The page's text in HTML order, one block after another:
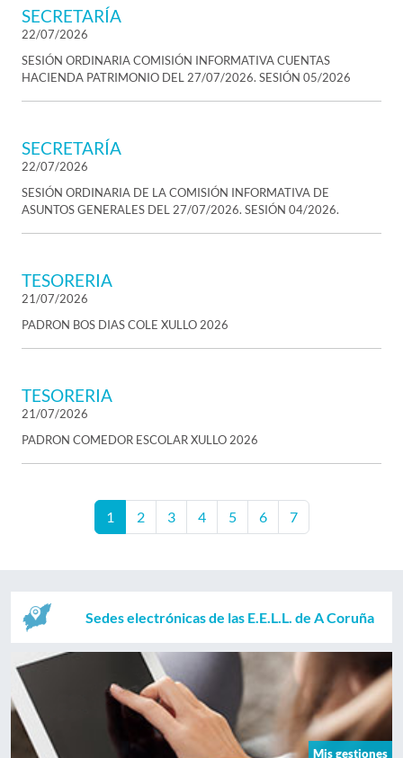
SECRETARÍA
22/07/2026
SESIÓN ORDINARIA COMISIÓN INFORMATIVA CUENTAS
HACIENDA PATRIMONIO DEL 27/07/2026. SESIÓN 05/2026
SECRETARÍA
22/07/2026
SESIÓN ORDINARIA DE LA COMISIÓN INFORMATIVA DE
ASUNTOS GENERALES DEL 27/07/2026. SESIÓN 04/2026.
TESORERIA
21/07/2026
PADRON BOS DIAS COLE XULLO 2026
TESORERIA
21/07/2026
PADRON COMEDOR ESCOLAR XULLO 2026
1 2 3 4 5 6 7
Sedes electrónicas de las E.E.L.L. de A Coruña
Mis gestiones